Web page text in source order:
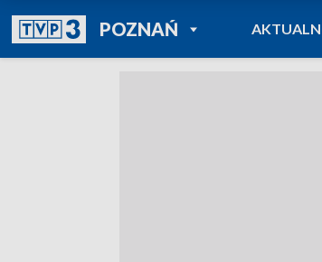
POZNAŃPOWRÓT DO
TVP REGIONY